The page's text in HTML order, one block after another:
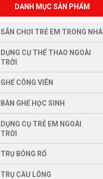
DANH MỤC SẢN PHẨM
SÂN CHƠI TRẺ EM TRONG NHÀ
DỤNG CỤ THỂ THAO NGOÀI
TRỜI
GHẾ CÔNG VIÊN
BÀN GHẾ HỌC SINH
DỤNG CỤ TRẺ EM NGOÀI
TRỜI
TRỤ BÓNG RỔ
TRỤ CẦU LÔNG